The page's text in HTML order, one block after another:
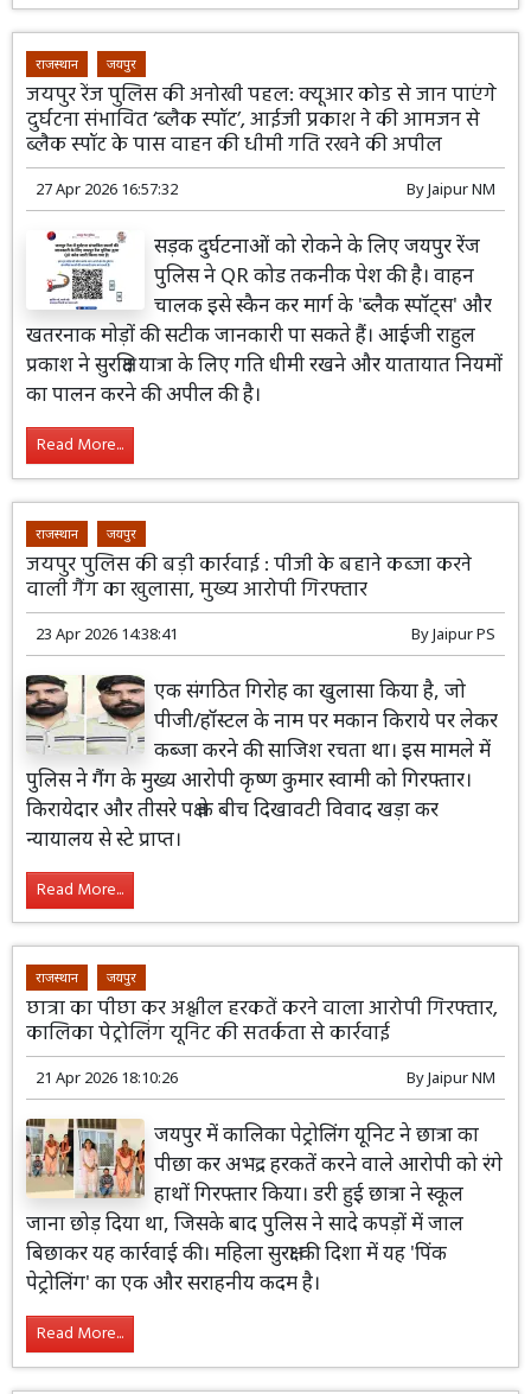
राजस्थान जयपुर
जयपुर रेंज पुलिस की अनोखी पहल: क्यूआर कोड से जान पाएंगे
दुर्घटना संभावित ‘ब्लैक स्पॉट’, आईजी प्रकाश ने की आमजन से
ब्लैक स्पॉट के पास वाहन की धीमी गति रखने की अपील
27 Apr 2026 16:57:32 ByJaipur NM
सड़क दुर्घटनाओं को रोकने के लिए जयपुर रेंज
पुलिस ने QR कोड तकनीक पेश की है। वाहन
चालक इसे स्कैन कर मार्ग के 'ब्लैक स्पॉट्स' और
खतरनाक मोड़ों की सटीक जानकारी पा सकते हैं। आईजी राहुल
प्रकाश ने सुरक्षित यात्रा के लिए गति धीमी रखने और यातायात नियमों
का पालन करने की अपील की है।
Read More...
राजस्थान जयपुर
जयपुर पुलिस की बड़ी कार्रवाई : पीजी के बहाने कब्जा करने
वाली गैंग का खुलासा, मुख्य आरोपी गिरफ्तार
23 Apr 2026 14:38:41 ByJaipur PS
एक संगठित गिरोह का खुलासा किया है, जो
पीजी/हॉस्टल के नाम पर मकान किराये पर लेकर
कब्जा करने की साजिश रचता था। इस मामले में
पुलिस ने गैंग के मुख्य आरोपी कृष्ण कुमार स्वामी को गिरफ्तार।
किरायेदार और तीसरे पक्ष के बीच दिखावटी विवाद खड़ा कर
न्यायालय से स्टे प्राप्त।
Read More...
राजस्थान जयपुर
छात्रा का पीछा कर अश्लील हरकतें करने वाला आरोपी गिरफ्तार,
कालिका पेट्रोलिंग यूनिट की सतर्कता से कार्रवाई
21 Apr 2026 18:10:26 ByJaipur NM
जयपुर में कालिका पेट्रोलिंग यूनिट ने छात्रा का
पीछा कर अभद्र हरकतें करने वाले आरोपी को रंगे
हाथों गिरफ्तार किया। डरी हुई छात्रा ने स्कूल
जाना छोड़ दिया था, जिसके बाद पुलिस ने सादे कपड़ों में जाल
बिछाकर यह कार्रवाई की। महिला सुरक्षा की दिशा में यह 'पिंक
पेट्रोलिंग' का एक और सराहनीय कदम है।
Read More...